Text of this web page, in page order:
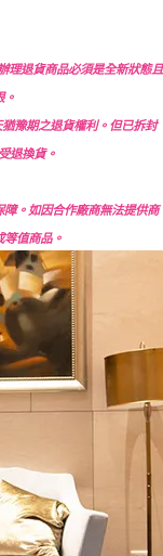
理退貨商品必須是全新狀態且
。
豫期之退貨權利。但已拆封
退換貨。
。如因合作廠商無法提供商
值商品。